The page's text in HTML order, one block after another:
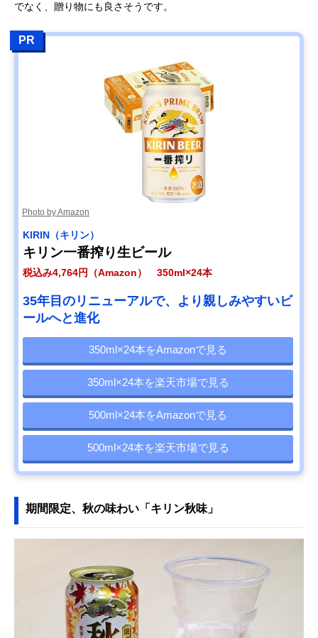
でなく、贈り物にも良さそうです。
PR
Photo by Amazon
KIRIN（キリン）
キリン一番搾り生ビール
税込み4,764円（Amazon） 350ml×24本
35年目のリニューアルで、より親しみやすいビ
ールへと進化
350ml×24本をAmazonで見る
350ml×24本を楽天市場で見る
500ml×24本をAmazonで見る
500ml×24本を楽天市場で見る
期間限定、秋の味わい「キリン秋味」